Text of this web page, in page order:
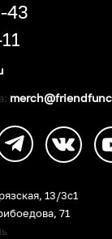
13/3c1
71
43